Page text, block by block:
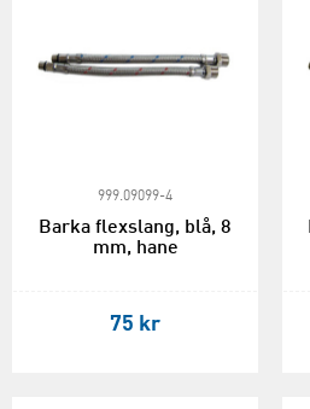
999.09099-4
Barka flexslang, blå, 8
mm, hane
75 kr